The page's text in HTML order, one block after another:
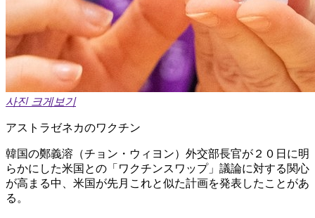
사진 크게보기
アストラゼネカのワクチン
韓国の鄭義溶（チョン・ウィヨン）外交部長官が２０日に明
らかにした米国との「ワクチンスワップ」議論に対する関心
が高まる中、米国が先月これと似た計画を発表したことがあ
る。